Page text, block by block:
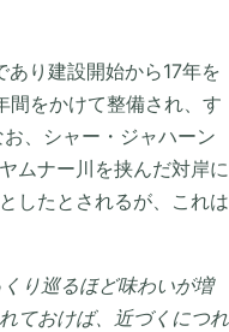
り建設開始から17年を
間をかけて整備され、す
、シャー・ジャハーン
ムナー川を挟んだ対岸に
したとされるが、これは
り巡るほど味わいが増
ておけば、近づくにつれ